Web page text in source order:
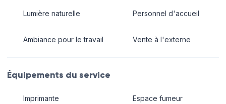
Lumière naturelle
Ambiance pour le travail
Personnel d'accueil
Vente à l'externe
Équipements du service
Imprimante Espace fumeur